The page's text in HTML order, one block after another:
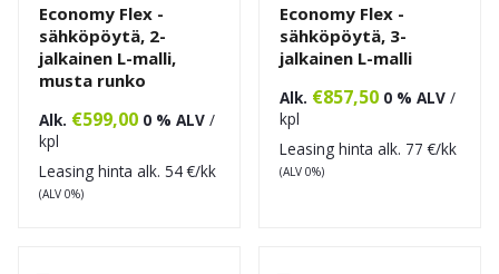
Economy Flex -
sähköpöytä, 2-
jalkainen L-malli,
musta runko
Alk. €599,00 0 % ALV /
kpl
Leasing hinta alk. 54€/kk
(ALV 0%)
Economy Flex -
sähköpöytä, 3-
jalkainen L-malli
Alk. €857,50 0 % ALV /
kpl
Leasing hinta alk. 77 €/kk
(ALV 0%)